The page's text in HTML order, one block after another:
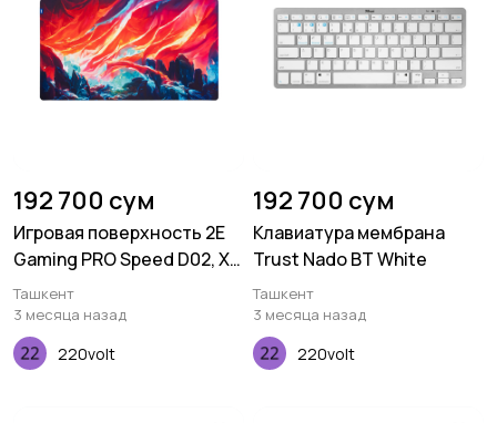
192 700 сум
Игровая поверхность 2E
Gaming PRO Speed D02, XL
(800x450x3мм),
многоцветный
Ташкент
3 месяца назад
220volt
192 700 сум
Клавиатура мембрана
Trust Nado BT White
Ташкент
3 месяца назад
220volt